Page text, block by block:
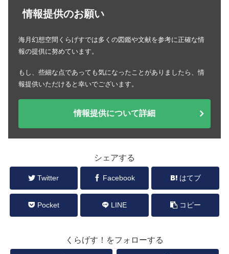
情報提供のお願い
海月幻想空間くらげすでは多くの図鑑や文献を参考に正確な情
報の提供に努めています。
もし、些細な点であっても気になったことがありましたら、情
報提供いただけると幸いでございます。
情報提供について詳細
シェアする
Twitter Facebook はてブ
Pocket LINE コピー
くらげす！をフォローする